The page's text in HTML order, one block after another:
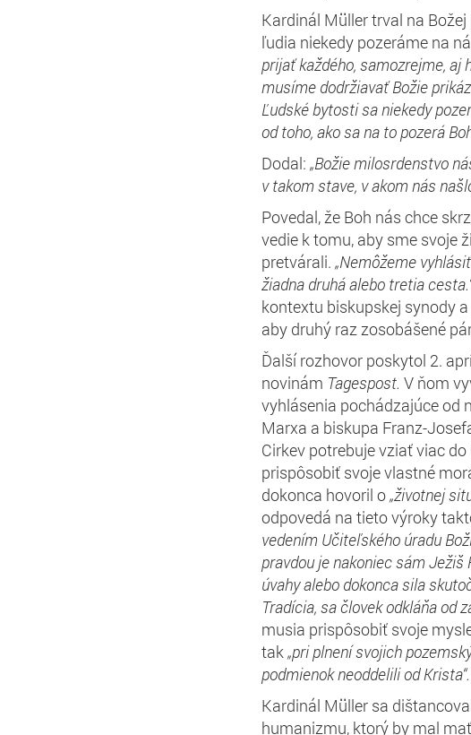
Kardinál Müller trval na
ľudia niekedy pozeráme na
prijať každého, samozrejme, aj
musíme dodržiavať Božie
Ľudské bytosti sa niekedy
od toho, akosa na to pozerá
Dodal: „Božie milosrdenstvo
v takom stave, v akom nás
Povedal, že Boh nás chce
vedie k tomu, aby sme svoje
pretvárali. „Nemôžeme vyhlásiť
žiadna druháalebo tretia
kontextu biskupskej synody
aby druhý raz zosobášené
Ďalší rozhovor poskytol 2.
novinám Tagespost. V ňom
vyhlásenia pochádzajúce od
Marxa a biskupa Franz-
Cirkev potrebuje vziať viac
prispôsobiť svoje vlastné
dokonca hovoril o„životnej
odpovedá na tieto výroky
vedením Učiteľského úradu
pravdou jenakoniec sám Ježiš
úvahy alebo dokoncasila
Tradícia, sačlovek odkláňaod
musia prispôsobiť svoje
tak„pri plnení svojich
podmienok neoddeliliod Krista“.
Kardinál Müller sa
humanizmu, ktorý by mal